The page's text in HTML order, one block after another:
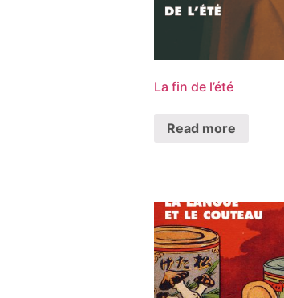
La fin de l’été
Read more